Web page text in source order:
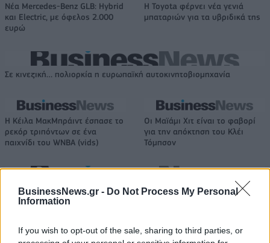
BusinessNews.gr - Do Not Process My Personal
Information
If you wish to opt-out of the sale, sharing to third parties, or
Νέα Mercedes-Benz GLB: Hybrid
και Electric, με όφελος 2.000
ευρώ
Η Toyota φέρνει νέα γενιά
μπαταριών για τα υβριδικά της
Σε κινεζική… πολιορκία η ευρωπαϊκή αυτοκινητοβιομηχανία
Η Κέιλα ΜακΜπράιντ έσπασε το
ρεκόρ τριπόντων σε ένα
παιχνίδι του WNBA (vids)
Οι Μαϊάμι Χιτ είναι το φαβορί
για την απόκτηση του Κλέι
Τόμπσον
Ταχύτερα και αυστηρότερα: Το νέο ψηφιακό καθεστώς της ΑΑΔΕ για
τα ανασφάλιστα οχήματα